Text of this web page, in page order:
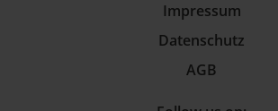
Impressum
Datenschutz
AGB